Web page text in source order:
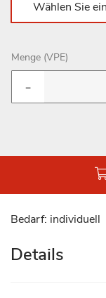
Menge (VPE)
Bedarf: individuell
Details